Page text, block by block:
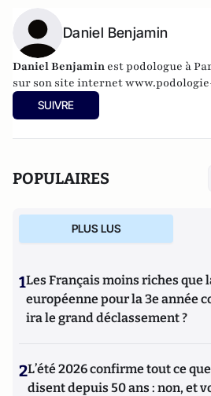
Daniel Benjamin
Daniel Benjamin est podologue à
sur son site internet
SUIVRE
POPULAIRES
PLUS LUS
1Les Français moins riches que
européenne pour la 3e année
ira le grand déclassement ?
2L’été 2026 confirme tout ce
disent depuis 50 ans : non, et